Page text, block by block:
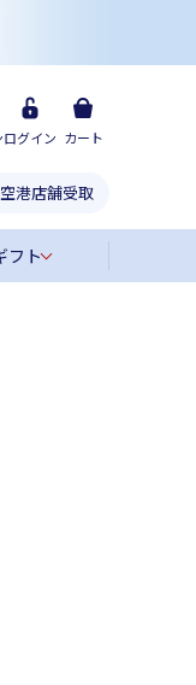
ログイン カート
空港店舗受取
フト